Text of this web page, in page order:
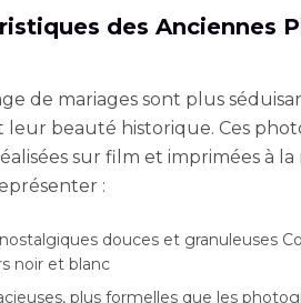
des Anciennes
de mariages sont plus
leur beauté historique. Ces
sur film et imprimées à la
:
douces et granuleuses
noir et blanc
plus formelles que les